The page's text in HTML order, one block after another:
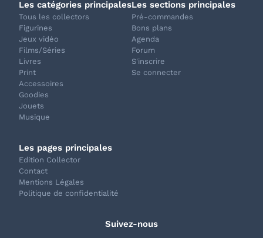
Les catégories principales
Tous les collectors
Figurines
Jeux vidéo
Films/Séries
Livres
Print
Accessoires
Goodies
Jouets
Musique
Les sections principales
Pré-commandes
Bons plans
Agenda
Forum
S'inscrire
Se connecter
Les pages principales
Edition Collector
Contact
Mentions Légales
Politique de confidentialité
Suivez-nous